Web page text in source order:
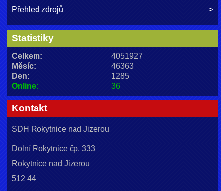
Přehled zdrojů
Statistiky
Online: 36
Celkem:
4051927
Měsíc:
46363
Den:
1285
Kontakt
SDH Rokytnice nad Jizerou
Dolní Rokytnice čp. 333
Rokytnice nad Jizerou
512 44